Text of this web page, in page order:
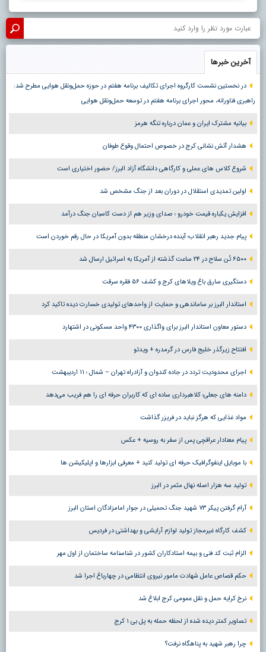
آخرین خبرها
در نخستین نشست کارگروه اجرای تکالیف برنامه هفتم در حوزه حمل‌ونقل هوایی مطرح شد:
راهبری فناورانه، محور اجرای برنامه هفتم در توسعه حمل‌ونقل هوایی
بیانیه مشترک ایران و عمان درباره تنگه هرمز
هشدار آتش نشانی کرج در خصوص احتمال وقوع طوفان
شروع کلاس های عملی و کارگاهی دانشگاه آزاد البرز/ حضور اختیاری است
اولین تمدیدی استقلال در دوران بعد از جنگ مشخص شد
افزایش یکباره قیمت خودرو ؛ صدای وزیر هم از دست کاسبان جنگ درآمد
پیام جدید رهبر انقلاب؛ آینده درخشان منطقه بدون آمریکا در حال رقم خوردن است
۶۵۰۰ تُن سلاح در ۲۴ ساعت گذشته از آمریکا به اسرائیل ارسال شد
دستگیری سارق باغ ویلاهای کرج و کشف ۵۶ فقره سرقت
استاندار البرز بر ساماندهی و حمایت از واحدهای تولیدی خسارت دیده تاکید کرد
دستور معاون استاندار البرز برای واگذاری ۴۳۰۰ واحد مسکونی در اشتهارد
افتتاح زیرگذر خلیج فارس در گرمدره + ویدئو
اجرای محدودیت تردد در جاده کندوان و آزادراه تهران – شمال ؛ ١١ اردیبهشت
دامنه های جعلی؛ کلاهبرداری ساده ای که کاربران حرفه ای را هم فریب می‌دهد
مواد غذایی که هرگز نباید در فریزر گذاشت
پیام معنادار عراقچی پس از سفر به روسیه + عکس
با موبایل اینفوگرافیک حرفه ای تولید کنید + معرفی ابزارها و اپلیکیشن ها
تولید سه هزار اصله نهال مثمر در البرز
آرام گرفتن پیکر ۷۳ شهید جنگ تحمیلی در جوار امامزادگان استان البرز
کشف کارگاه غیرمجاز تولید لوازم آرایشی و بهداشتی در فردیس
الزام ثبت کد فنی و بیمه استادکاران کشور در شناسنامه ساختمان از اول مهر
حکم قصاص عامل شهادت مامور نیروی انتظامی در چهارباغ اجرا شد
نرخ کرایه حمل و نقل عمومی کرج ابلاغ شد
تصاویر کمتر دیده شده از لحظه حمله به پل بی ۱ کرج
چرا رهبر شهید به پناهگاه نرفت؟